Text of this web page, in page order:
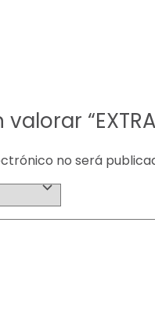
no será